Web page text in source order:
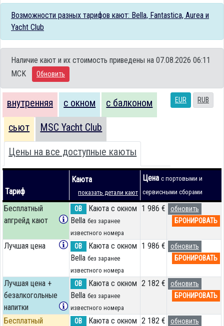
Возможности разных тарифов кают: Bella, Fantastica, Aurea и
Yacht Club
Наличие кают и их стоимость приведены на 07.08.2026 06:11
MCK
Обновить
EUR RUB
внутренняя с окном с балконом
сьют MSC Yacht Club
Цены на все доступные каюты
Тариф
Каюта
показать детали кают
Цена с портовыми и
сервисными сборами
Бесплатный
апгрейд кают
OB
Каюта с окном
Bella без заранее
известного номера
1 986 €
обновить
БРОНИРОВАТЬ
Лучшая цена OB
Каюта с окном
Bella без заранее
известного номера
1 986 €
обновить
БРОНИРОВАТЬ
Лучшая цена +
безалкогольные
напитки
OB
Каюта с окном
Bella без заранее
известного номера
2 182 €
обновить
БРОНИРОВАТЬ
Бесплатный
OB
Каюта с окном 2 182 €
обновить